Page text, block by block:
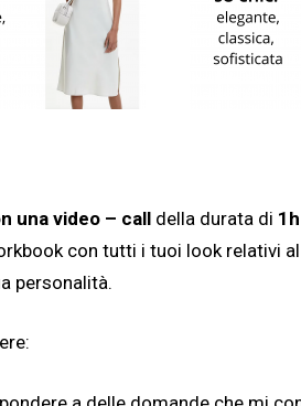
una video – call della durata di 1h
con tutti i tuoi look relativi
personalità.